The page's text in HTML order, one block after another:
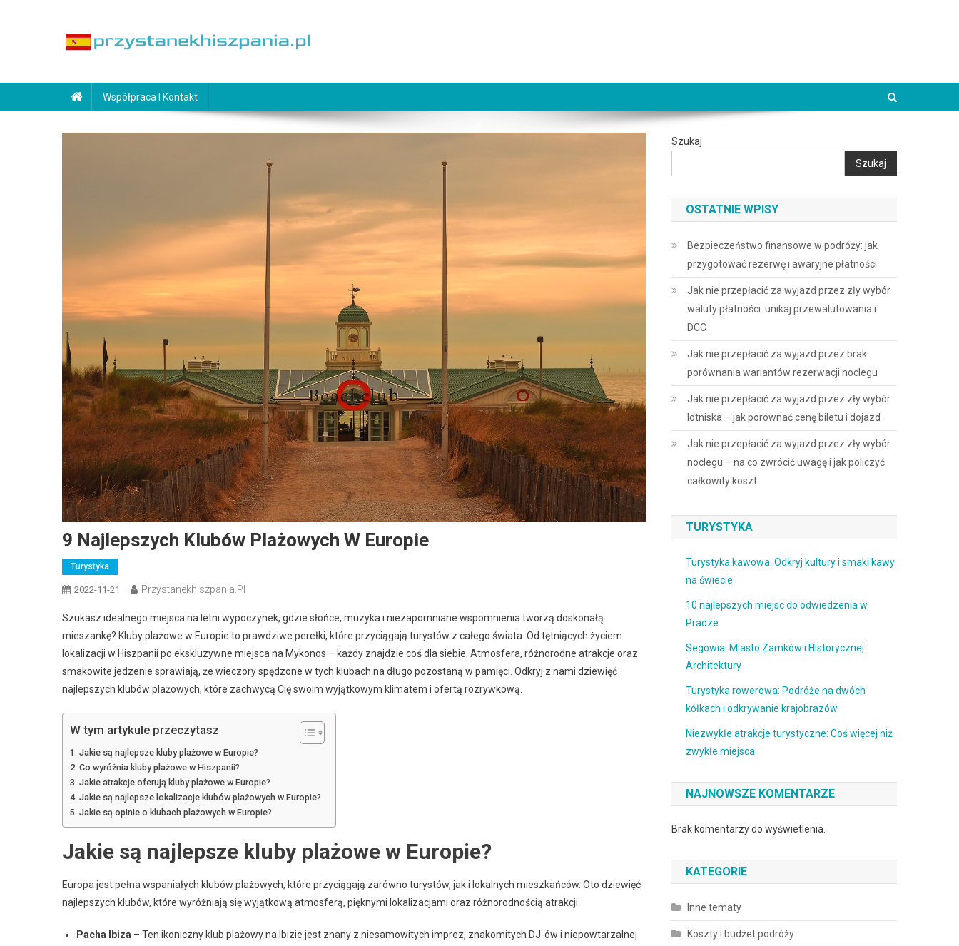
Współpraca I Kontakt
9 Najlepszych Klubów Plażowych W Europie
Turystyka
2022-11-21 Przystanekhiszpania.pl
Szukasz idealnego miejsca na letni wypoczynek, gdzie słońce, muzyka i niezapomniane wspomnienia tworzą doskonałą
mieszankę? Kluby plażowe w Europie to prawdziwe perełki, które przyciągają turystów z całego świata. Od tętniących życiem
lokalizacji w Hiszpanii po ekskluzywne miejsca na Mykonos – każdy znajdzie coś dla siebie. Atmosfera, różnorodne atrakcje oraz
smakowite jedzenie sprawiają, że wieczory spędzone w tych klubach na długo pozostaną w pamięci. Odkryj z nami dziewięć
najlepszych klubów plażowych, które zachwycą Cię swoim wyjątkowym klimatem i ofertą rozrywkową.
W tym artykule przeczytasz
Jakie są najlepsze kluby plażowe w Europie?
Co wyróżnia kluby plażowe w Hiszpanii?
Jakie atrakcje oferują kluby plażowe w Europie?
Jakie są najlepsze lokalizacje klubów plażowych w Europie?
Jakie są opinie o klubach plażowych w Europie?
Jakie są najlepsze kluby plażowe w Europie?
Europa jest pełna wspaniałych klubów plażowych, które przyciągają zarówno turystów, jak i lokalnych mieszkańców. Oto dziewięć
najlepszych klubów, które wyróżniają się wyjątkową atmosferą, pięknymi lokalizacjami oraz różnorodnością atrakcji.
Pacha Ibiza – Ten ikoniczny klub plażowy na Ibizie jest znany z niesamowitych imprez, znakomitych DJ-ów i niepowtarzalnej
Szukaj
Szukaj
OSTATNIE WPISY
Bezpieczeństwo finansowe w podróży: jak
przygotować rezerwę i awaryjne płatności
Jak nie przepłacić za wyjazd przez zły wybór
waluty płatności: unikaj przewalutowania i
DCC
Jak nie przepłacić za wyjazd przez brak
porównania wariantów rezerwacji noclegu
Jak nie przepłacić za wyjazd przez zły wybór
lotniska – jak porównać cenę biletu i dojazd
Jak nie przepłacić za wyjazd przez zły wybór
noclegu – na co zwrócić uwagę i jak policzyć
całkowity koszt
TURYSTYKA
Turystyka kawowa: Odkryj kultury i smaki kawy
na świecie
10 najlepszych miejsc do odwiedzenia w
Pradze
Segowia: Miasto Zamków i Historycznej
Architektury
Turystyka rowerowa: Podróże na dwóch
kółkach i odkrywanie krajobrazów
Niezwykłe atrakcje turystyczne: Coś więcej niż
zwykłe miejsca
NAJNOWSZE KOMENTARZE
Brak komentarzy do wyświetlenia.
KATEGORIE
Inne tematy
Koszty i budżet podróży